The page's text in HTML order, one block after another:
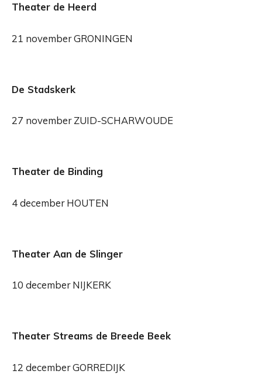
Theater de Heerd
21 november GRONINGEN
De Stadskerk
27 november ZUID-SCHARWOUDE
Theater de Binding
4 december HOUTEN
Theater Aan de Slinger
10 december NIJKERK
Theater Streams de Breede Beek
12 december GORREDIJK